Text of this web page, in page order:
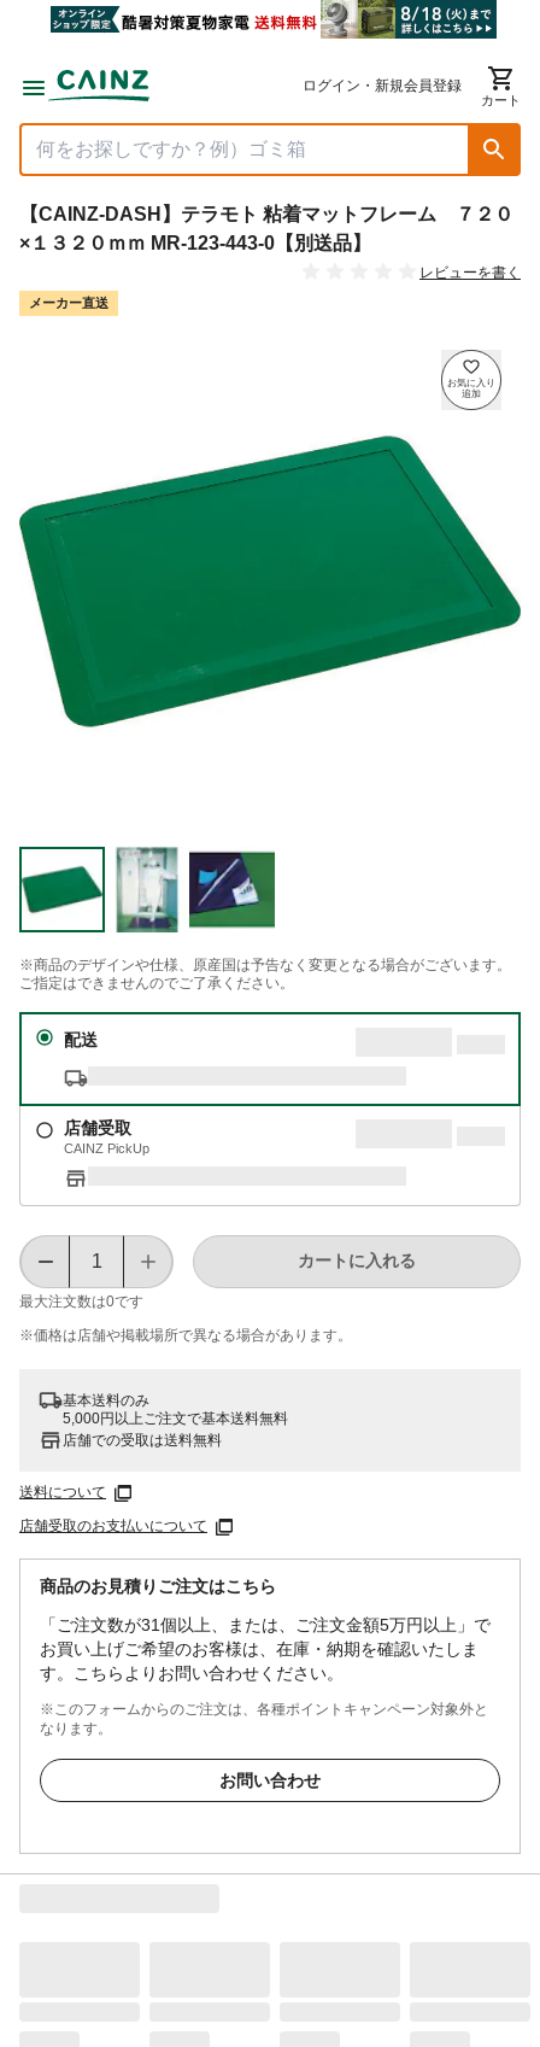
ログイン・新規会員登録
カート
【CAINZ-DASH】テラモト 粘着マットフレーム ７２０
×１３２０ｍｍ MR-123-443-0【別送品】
レビューを書く
メーカー直送
※商品のデザインや仕様、原産国は予告なく変更となる場合がございます。
ご指定はできませんのでご了承ください。
配送
店舗受取
CAINZ PickUp
最大注文数は0です
カートに入れる
※価格は​店舗や​掲載場所で​異なる​場合が​あります。
基本送料のみ
5,000円以上ご注文で基本送料無料
店舗での受取は送料無料
送料について
店舗受取のお支払いについて
商品のお見積りご注文はこちら
「ご注文数が31個以上、または、ご注文金額5万円以上」で
お買い上げご希望のお客様は、在庫・納期を確認いたしま
す。こちらよりお問い合わせください。
※このフォームからのご注文は、各種ポイントキャンペーン対象外と
なります。
お問い合わせ